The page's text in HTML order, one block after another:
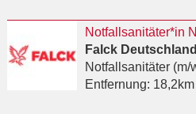
Notfallsanitäter*in
Falck Deutschland
Notfallsanitäter (m/
Entfernung: 18,2km